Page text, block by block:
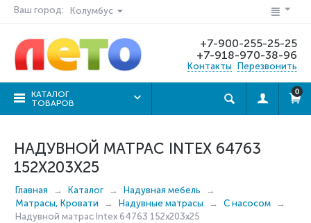
Ваш город: Колумбус
+7-900-255-25-25
+7-918-970-38-96
Контакты Перезвонить
КАТАЛОГ
ТОВАРОВ
0
НАДУВНОЙ МАТРАС INTEX 64763
152X203X25
Главная Каталог
Надувная мебель
Матрасы, Кровати
Надувные матрасы
C насосом
Надувной матрас Intex 64763 152x203x25